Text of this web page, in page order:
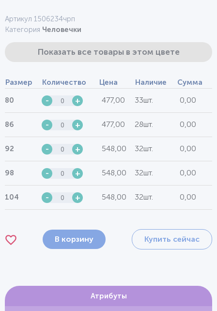
Артикул 1506234чрп
Категория Человечки
Показать все товары в этом цвете
Размер Количество Цена Наличие Сумма
80 - + 477,00 33шт. 0,00
86 - + 477,00 28шт. 0,00
92 - + 548,00 32шт. 0,00
98 - + 548,00 32шт. 0,00
104 - + 548,00 32шт. 0,00
В корзину Купить сейчас
Атрибуты